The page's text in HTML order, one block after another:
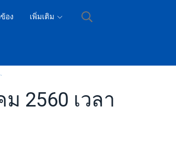
อง เพิ่มเติม
2560 เวลา